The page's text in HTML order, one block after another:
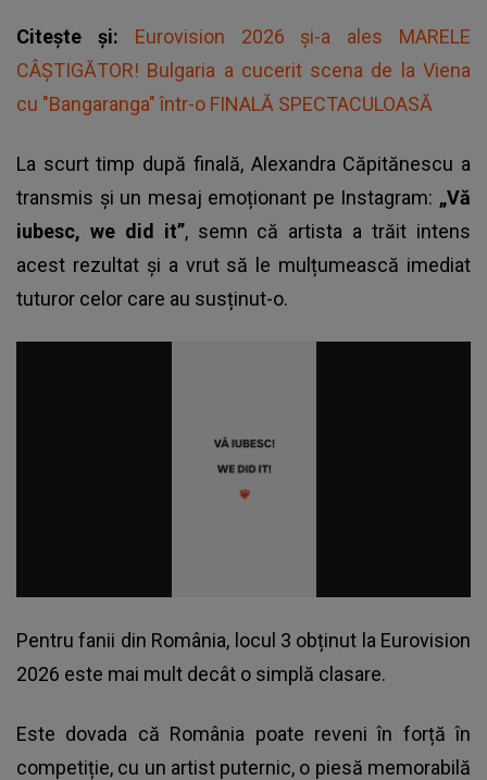
Citește și: Eurovision 2026 și-a ales MARELE
CÂȘTIGĂTOR! Bulgaria a cucerit scena de la Viena
cu "Bangaranga" într-o FINALĂ SPECTACULOASĂ
La scurt timp după finală, Alexandra Căpitănescu a
transmis și un mesaj emoționant pe Instagram: „Vă
iubesc, we did it”, semn că artista a trăit intens
acest rezultat și a vrut să le mulțumească imediat
tuturor celor care au susținut-o.
Pentru fanii din România, locul 3 obținut la Eurovision
2026 este mai mult decât o simplă clasare.
Este dovada că România poate reveni în forță în
competiție, cu un artist puternic, o piesă memorabilă